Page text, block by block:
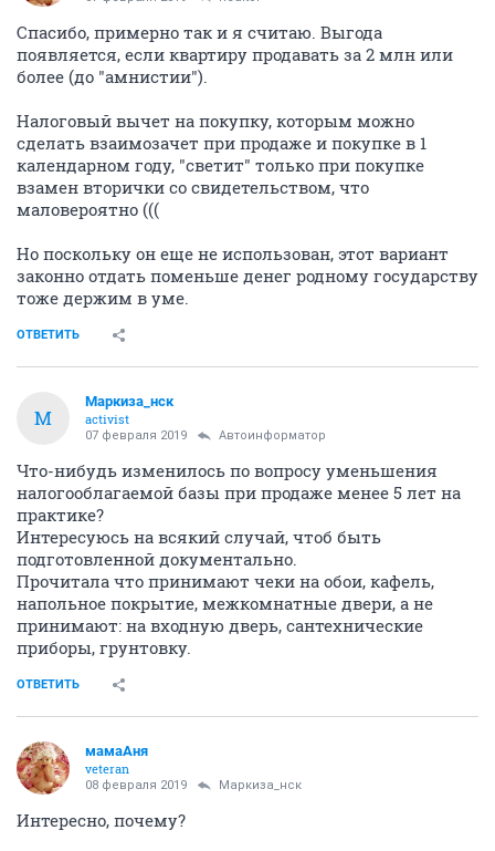
Спасибо, примерно так и я считаю. Выгода
появляется, если квартиру продавать за 2 млн или
более (до "амнистии").
Налоговый вычет на покупку, которым можно
сделать взаимозачет при продаже и покупке в 1
календарном году, "светит" только при покупке
взамен вторички со свидетельством, что
маловероятно (((
Но поскольку он еще не использован, этот вариант
законно отдать поменьше денег родному государству
тоже держим в уме.
ОТВЕТИТЬ
М
Маркиза_нск
activist
07 февраля 2019 Автоинформатор
Что-нибудь изменилось по вопросу уменьшения
налогооблагаемой базы при продаже менее 5 лет на
практике?
Интересуюсь на всякий случай, чтоб быть
подготовленной документально.
Прочитала что принимают чеки на обои, кафель,
напольное покрытие, межкомнатные двери, а не
принимают: на входную дверь, сантехнические
приборы, грунтовку.
ОТВЕТИТЬ
мамаАня
veteran
08 февраля 2019 Маркиза_нск
Интересно, почему?